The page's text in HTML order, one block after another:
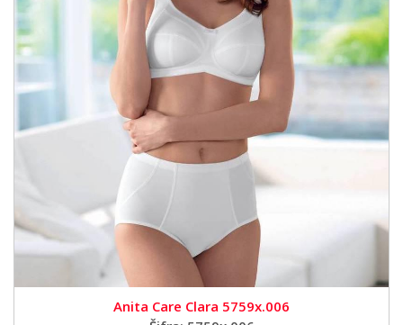
Anita Care Clara 5759x.006